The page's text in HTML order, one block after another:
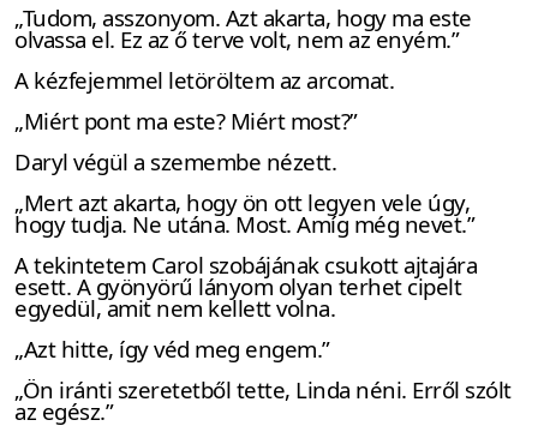
„Tudom, asszonyom. Azt akarta, hogy ma este
olvassa el. Ez az ő terve volt, nem az enyém.”
A kézfejemmel letöröltem az arcomat.
„Miért pont ma este? Miért most?”
Daryl végül a szemembe nézett.
„Mert azt akarta, hogy ön ott legyen vele úgy,
hogy tudja. Ne utána. Most. Amíg még nevet.”
A tekintetem Carol szobájának csukott ajtajára
esett. A gyönyörű lányom olyan terhet cipelt
egyedül, amit nem kellett volna.
„Azt hitte, így véd meg engem.”
„Ön iránti szeretetből tette, Linda néni. Erről szólt
az egész.”